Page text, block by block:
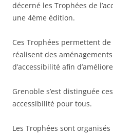
décerné les Trophées de
une 4ème édition.
Ces Trophées permettent
réalisent des
d’accessibilité afin
Grenoble s’est distinguée
accessibilité pour tous.
Les Trophées sont